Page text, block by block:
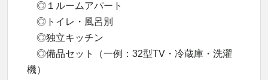
◎１ルームアパート
◎トイレ・風呂別
◎独立キッチン
◎備品セット（一例：32型TV・冷蔵庫・洗濯
機）